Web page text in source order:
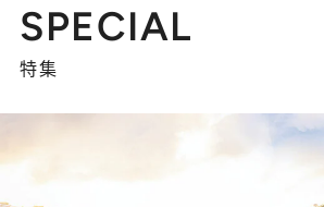
SPECIAL
特集